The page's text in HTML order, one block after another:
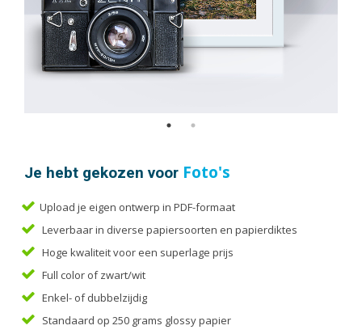
Handleidingen
Kaarten
Kalenders
Notitieblokken
Portfolio
Posters
Programmaboekjes
Rapporten/Verslagen
Rouwkaarten
Scripties
Je hebt gekozen voor Foto's
Upload je eigen ontwerp in PDF-formaat
Leverbaar in diverse papiersoorten en papierdiktes
Hoge kwaliteit voor een superlage prijs
Full color of zwart/wit
Enkel- of dubbelzijdig
Standaard op 250 grams glossy papier